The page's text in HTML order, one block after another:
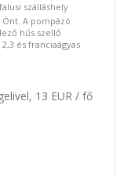
szálláshely
A pompázó
hűs szellő
és franciaágyas
13 EUR / fő